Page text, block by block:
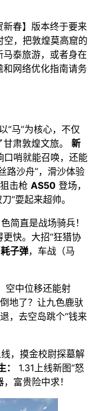
春】版本终于要来
空，把敦煌莫高窟的
泰旅游，或者身在
网络优化指南请务
“马”为核心，不仅
甘肃敦煌文旅。新
口哨就能召唤，还能
路沙舟”，滑沙体验
击枪AS50 登场，
”耍起来超帅。
简直是战场骑兵！
快。大招“狂猎协
子弹，车战（马
空中位移还能射
倒地了？让九色鹿驮
，去空岛跳个“钱来
线，摸金校尉探墓解
：
1.31上线新图“怒
富贵险中求！